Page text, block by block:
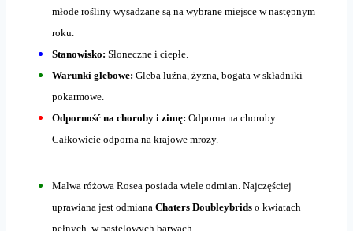
młode rośliny wysadzane są na wybrane miejsce w następnym
roku.
Stanowisko: Słoneczne i ciepłe.
Warunki glebowe: Gleba luźna, żyzna, bogata w składniki
pokarmowe.
Odporność na choroby i zimę: Odporna na choroby.
Całkowicie odporna na krajowe mrozy.
Malwa różowa Rosea posiada wiele odmian. Najczęściej
uprawiana jest odmiana Chaters Doubleybrids o kwiatach
pełnych, w pastelowych barwach.